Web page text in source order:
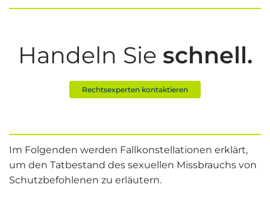
Handeln Sie schnell.
Rechtsexperten kontaktieren
Im Folgenden werden Fallkonstellationen erklärt,
um den Tatbestand des sexuellen Missbrauchs von
Schutzbefohlenen zu erläutern.